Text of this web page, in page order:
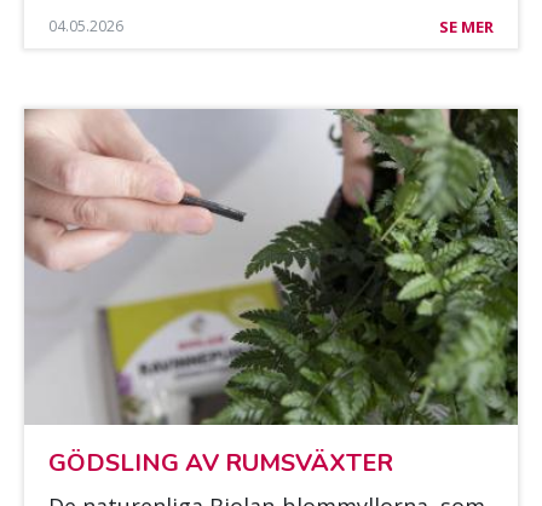
04.05.2026 SE MER
GÖDS­LING AV RUMS­VÄX­TER